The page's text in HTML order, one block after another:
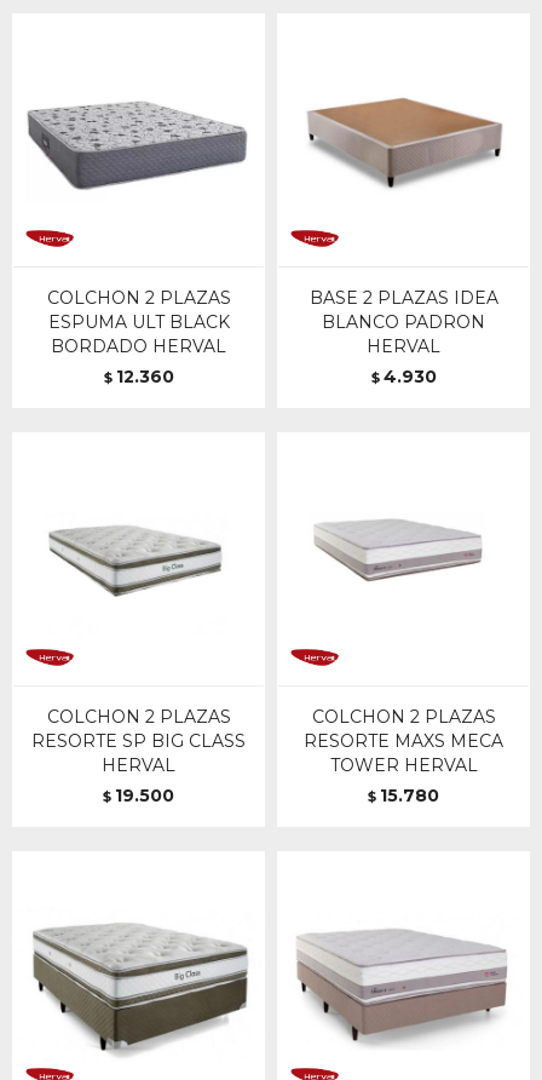
COLCHON 2 PLAZAS
ESPUMA ULT BLACK
BORDADO HERVAL
$ 12.360
BASE 2 PLAZAS IDEA
BLANCO PADRON
HERVAL
$ 4.930
COLCHON 2 PLAZAS
RESORTE SP BIG CLASS
HERVAL
$ 19.500
COLCHON 2 PLAZAS
RESORTE MAXS MECA
TOWER HERVAL
$ 15.780